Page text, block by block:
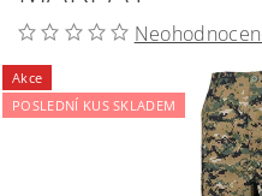
Akce
POSLEDNÍ KUS SKLADEM